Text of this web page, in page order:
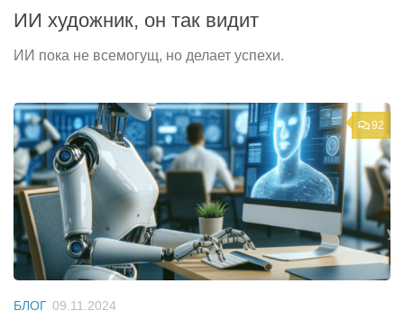
ИИ художник, он так видит
ИИ пока не всемогущ, но делает успехи.
92
БЛОГ 09.11.2024